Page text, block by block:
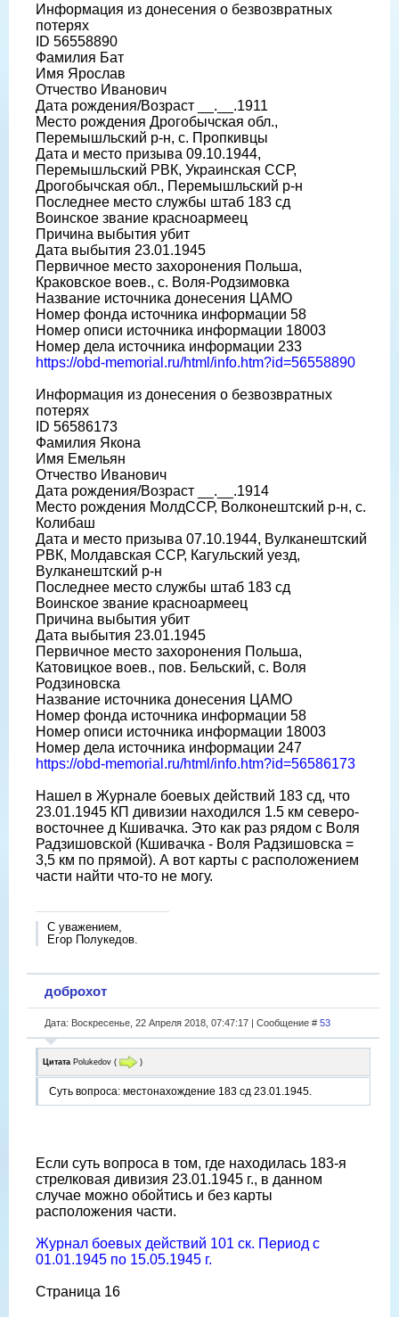
Информация из донесения о безвозвратных
потерях
ID 56558890
Фамилия Бат
Имя Ярослав
Отчество Иванович
Дата рождения/Возраст __.__.1911
Место рождения Дрогобычская обл.,
Перемышльский р-н, с. Пропкивцы
Дата и место призыва 09.10.1944,
Перемышльский РВК, Украинская ССР,
Дрогобычская обл., Перемышльский р-н
Последнее место службы штаб 183 сд
Воинское звание красноармеец
Причина выбытия убит
Дата выбытия 23.01.1945
Первичное место захоронения Польша,
Краковское воев., с. Воля-Родзимовка
Название источника донесения ЦАМО
Номер фонда источника информации 58
Номер описи источника информации 18003
Номер дела источника информации 233
https://obd-memorial.ru/html/info.htm?id=56558890
Информация из донесения о безвозвратных
потерях
ID 56586173
Фамилия Якона
Имя Емельян
Отчество Иванович
Дата рождения/Возраст __.__.1914
Место рождения МолдССР, Волконештский р-н, с.
Колибаш
Дата и место призыва 07.10.1944, Вулканештский
РВК, Молдавская ССР, Кагульский уезд,
Вулканештский р-н
Последнее место службы штаб 183 сд
Воинское звание красноармеец
Причина выбытия убит
Дата выбытия 23.01.1945
Первичное место захоронения Польша,
Катовицкое воев., пов. Бельский, с. Воля
Родзиновска
Название источника донесения ЦАМО
Номер фонда источника информации 58
Номер описи источника информации 18003
Номер дела источника информации 247
https://obd-memorial.ru/html/info.htm?id=56586173
Нашел в Журнале боевых действий 183 сд, что
23.01.1945 КП дивизии находился 1.5 км северо-
восточнее д Кшивачка. Это как раз рядом с Воля
Радзишовской (Кшивачка - Воля Радзишовска =
3,5 км по прямой). А вот карты с расположением
части найти что-то не могу.
С уважением,
Егор Полукедов.
доброхот
Дата: Воскресенье, 22 Апреля 2018, 07:47:17 | Сообщение # 53
Цитата Polukedov ( )
Суть вопроса: местонахождение 183 сд 23.01.1945.
Если суть вопроса в том, где находилась 183-я
стрелковая дивизия 23.01.1945 г., в данном
случае можно обойтись и без карты
расположения части.
Журнал боевых действий 101 ск. Период с
01.01.1945 по 15.05.1945 г.
Страница 16